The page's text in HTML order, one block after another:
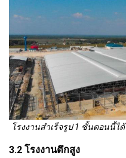
โรงงานสำเร็จรูป 1 ชั้นตอนนี้ไ
3.2 โรงงานตึกสูง